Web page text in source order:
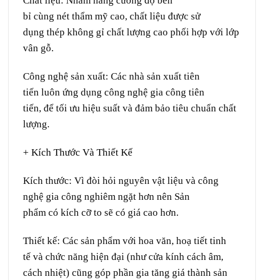
bỉ cùng nét thẩm mỹ cao, chất liệu được sử
dụng thép không gỉ chất lượng cao phối hợp với lớp
vân gỗ.
Công nghệ sản xuất: Các nhà sản xuất tiên
tiến luôn ứng dụng công nghệ gia công tiên
tiến, để tối ưu hiệu suất và đảm bảo tiêu chuẩn chất
lượng.
+ Kích Thước Và Thiết Kế
Kích thước: Vì đòi hỏi nguyên vật liệu và công
nghệ gia công nghiêm ngặt hơn nên Sản
phẩm có kích cỡ to sẽ có giá cao hơn.
Thiết kế: Các sản phẩm với hoa văn, hoạ tiết tinh
tế và chức năng hiện đại (nhưcửa kính cách âm,
cách nhiệt) cũng góp phần gia tăng giá thành sản